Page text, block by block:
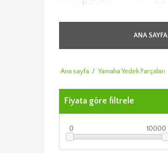
ANA SAYFA
Ana sayfa / Yamaha Yedek Parçaları
Fiyata göre filtrele
0 10000